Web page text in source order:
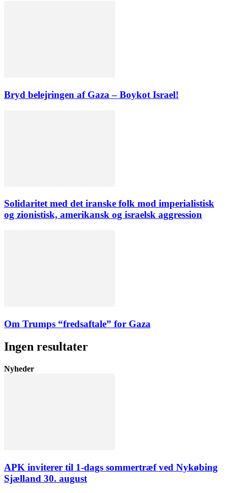
Bryd belejringen af Gaza – Boykot Israel!
Solidaritet med det iranske folk mod imperialistisk
og zionistisk, amerikansk og israelsk aggression
Om Trumps “fredsaftale” for Gaza
Ingen resultater
Nyheder
APK inviterer til 1-dags sommertræf ved Nykøbing
Sjælland 30. august